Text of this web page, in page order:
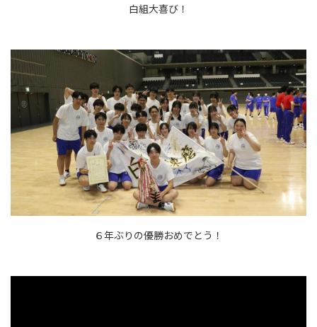
白組大喜び！
６年ぶりの優勝おめでとう！